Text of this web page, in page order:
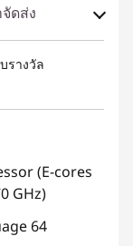
ดส่ง
รางวัล
(E-cores
GHz)
64